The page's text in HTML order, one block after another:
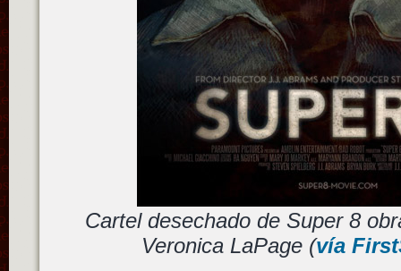
Cartel desechado de Super 8
Veronica LaPage (vía